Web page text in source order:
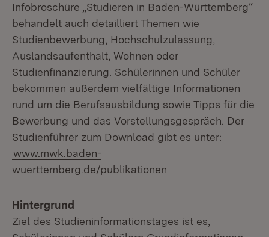
Infobroschüre „Studieren in Baden-Württemberg“
behandelt auch detailliert Themen wie
Studienbewerbung, Hochschulzulassung,
Auslandsaufenthalt, Wohnen oder
Studienfinanzierung. Schülerinnen und Schüler
bekommen außerdem vielfältige Informationen
rund um die Berufsausbildung sowie Tipps für die
Bewerbung und das Vorstellungsgespräch. Der
Studienführer zum Download gibt es unter:
www.mwk.baden-
wuerttemberg.de/publikationen
Hintergrund
Ziel des Studieninformationstages ist es,